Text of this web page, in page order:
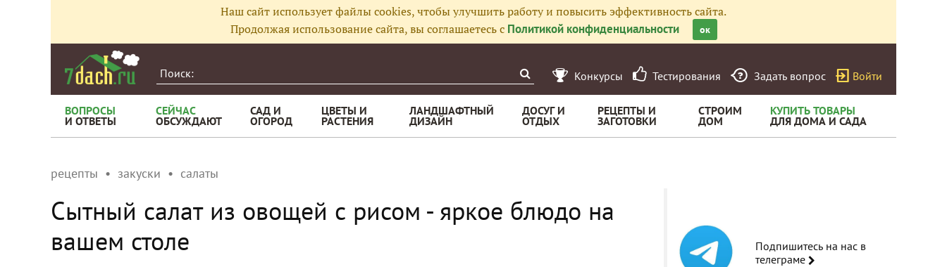
Наш сайт использует файлы cookies, чтобы улучшить работу и повысить эффективность сайта.
Продолжая использование сайта, вы соглашаетесь с Политикой конфиденциальности ок
Конкурсы Тестирования Задать вопрос Войти
ВОПРОСЫ
И ОТВЕТЫ
СЕЙЧАС
ОБСУЖДАЮТ
САД И
ОГОРОД
ЦВЕТЫ И
РАСТЕНИЯ
ЛАНДШАФТНЫЙ
ДИЗАЙН
ДОСУГ И
ОТДЫХ
РЕЦЕПТЫ И
ЗАГОТОВКИ
СТРОИМ
ДОМ
КУПИТЬ ТОВАРЫ
ДЛЯ ДОМА И САДА
рецепты закуски салаты
Сытный салат из овощей с рисом - яркое блюдо на
вашем столе
Подпишитесь на нас в
телеграме